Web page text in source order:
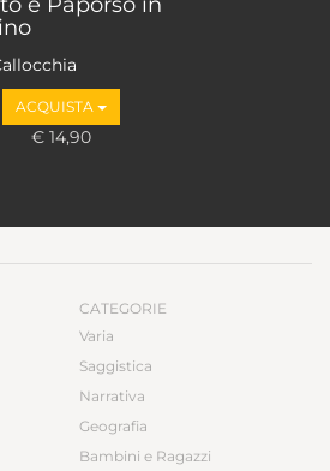
ACQUISTA
€ 14,90
CATEGORIE
Varia
Saggistica
Narrativa
Geografia
Bambini e Ragazzi